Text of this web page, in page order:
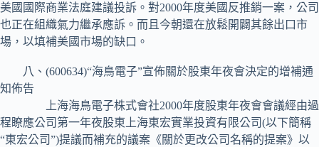
美國國際商業法庭建議投訴。對2000年度美國反推銷一案，公司
也正在組織氣力繼承應訴。而且今朝還在放鬆開闢其餘出口市
場，以填補美國市場的缺口。
八、(600634)“海鳥電子”宣佈關於股東年夜會決定的增補通
知佈告
上海海鳥電子株式會社2000年度股東年夜會會議經由過
程瞭應公司第一年夜股東上海東宏實業投資有限公司(以下簡稱
“東宏公司”)提議而補充的議案《關於更改公司名稱的提案》以